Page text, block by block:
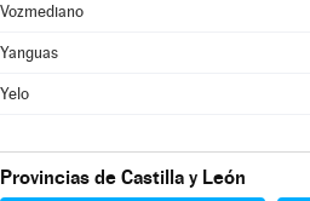
Vozmediano
Yanguas
Yelo
Provincias de Castilla y León